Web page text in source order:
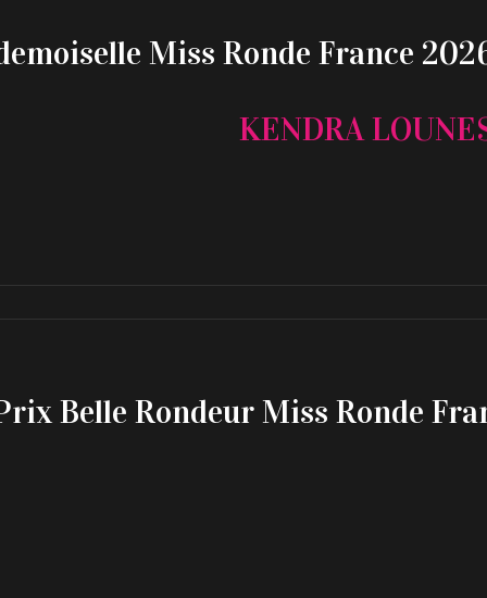
Miss Ronde France
KENDRA
Belle Rondeur Miss Ronde